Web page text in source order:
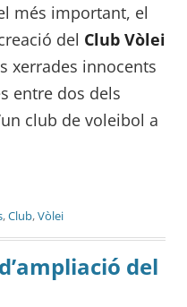
més important, el
del Club Vòlei
xerrades innocents
entre dos dels
club de voleibol a
,Club,Vòlei
del